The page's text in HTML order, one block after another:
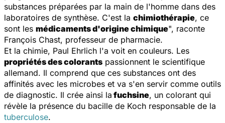
substances préparées par la main de l'homme dans des
laboratoires de synthèse. C'est la chimiothérapie, ce
sont les médicaments d'origine chimique", raconte
François Chast, professeur de pharmacie.
Et la chimie, Paul Ehrlich l'a voit en couleurs. Les
propriétés des colorants passionnent le scientifique
allemand. Il comprend que ces substances ont des
affinités avec les microbes et va s'en servir comme outils
de diagnostic. Il crée ainsi la fuchsine, un colorant qui
révèle la présence du bacille de Koch responsable de la
tuberculose.